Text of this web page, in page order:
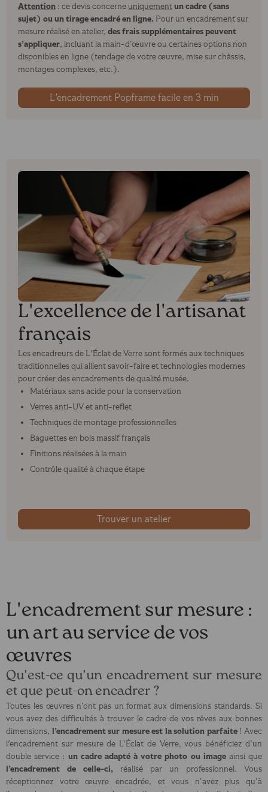
Attention : ce devis concerne uniquementun cadre (sans
sujet) ou un tirage encadré en ligne. Pour un encadrement sur
mesure réalisé en atelier, des frais supplémentaires peuvent
s’appliquer, incluant la main-d’œuvre ou certaines options non
disponibles en ligne (tendage de votre œuvre, mise sur châssis,
montages complexes, etc.).
L'encadrement Popframe facile en 3 min
L'excellence de l'artisanat
français
Les encadreurs de L'Éclat de Verre sont formés aux techniques
traditionnelles qui allient savoir-faire et technologies modernes
pour créer des encadrements de qualité musée.
Matériaux sans acide pour la conservation
Verres anti-UV et anti-reflet
Techniques de montage professionnelles
Baguettes en bois massif français
Finitions réalisées à la main
Contrôle qualité à chaque étape
Trouver un atelier
L'encadrement sur mesure :
un art au service de vos
œuvres
Qu’est-ce qu’un encadrement sur mesure
et que peut-on encadrer ?
Toutes les œuvres n’ont pas un format aux dimensions standards. Si
vous avez des difficultés à trouver le cadre de vos rêves aux bonnes
dimensions, l’encadrement sur mesure est la solution parfaite ! Avec
l'encadrement sur mesure de L’Éclat de Verre, vous bénéficiez d’un
double service : un cadre adapté à votre photo ou imageainsi que
l’encadrement de celle-ci, réalisé par un professionnel. Vous
réceptionnez votre œuvre encadrée, et vous n’avez plus qu’à